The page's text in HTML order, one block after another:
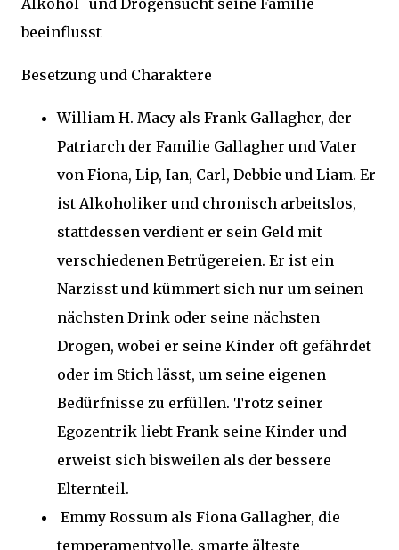
Alkohol- und Drogensucht seine Familie
beeinflusst
Besetzung und Charaktere
William H. Macy als Frank Gallagher, der
Patriarch der Familie Gallagher und Vater
von Fiona, Lip, Ian, Carl, Debbie und Liam. Er
ist Alkoholiker und chronisch arbeitslos,
stattdessen verdient er sein Geld mit
verschiedenen Betrügereien. Er ist ein
Narzisst und kümmert sich nur um seinen
nächsten Drink oder seine nächsten
Drogen, wobei er seine Kinder oft gefährdet
oder im Stich lässt, um seine eigenen
Bedürfnisse zu erfüllen. Trotz seiner
Egozentrik liebt Frank seine Kinder und
erweist sich bisweilen als der bessere
Elternteil.
Emmy Rossum als Fiona Gallagher, die
temperamentvolle, smarte älteste